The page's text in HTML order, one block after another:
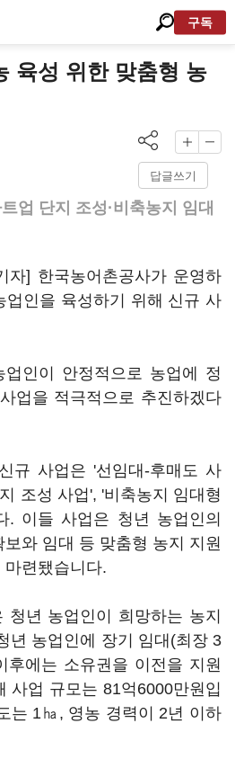
구독
육성 위한 맞춤형 농
답글쓰기
업 단지 조성·비축농지 임대
자] 한국농어촌공사가 운영하
업인을 육성하기 위해 신규 사
인이 안정적으로 농업에 정
업을 적극적으로 추진하겠다
규 사업은 '선임대-후매도 사
조성 사업', '비축농지 임대형
. 이들 사업은 청년 농업인의
와 임대 등 맞춤형 농지 지원
련됐습니다.
청년 농업인이 희망하는 농지
년 농업인에 장기 임대(최장 3
후에는 소유권을 이전을 지원
사업 규모는 81억6000만원입
는 1㏊, 영농 경력이 2년 이하